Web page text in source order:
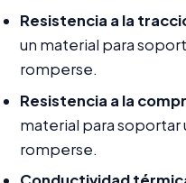
Resistencia a la
un material para
romperse.
Resistencia a la
material para soportar
romperse.